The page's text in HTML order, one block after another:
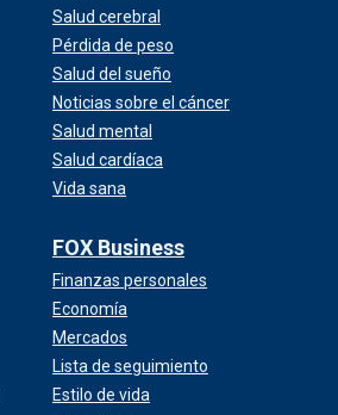
Salud cerebral
Pérdida de peso
Salud del sueño
Noticias sobre el cáncer
Salud mental
Salud cardíaca
Vida sana
FOX Business
Finanzas personales
Economía
Mercados
Lista de seguimiento
Estilo de vida